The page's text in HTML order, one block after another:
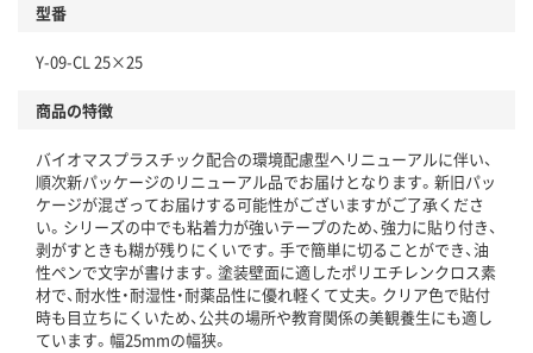
型番
Y-09-CL 25×25
商品の特徴
バイオマスプラスチック配合の環境配慮型へリニューアルに伴い、
順次新パッケージのリニューアル品でお届けとなります。新旧パッ
ケージが混ざってお届けする可能性がございますがご了承くださ
い。シリーズの中でも粘着力が強いテープのため、強力に貼り付き、
剥がすときも糊が残りにくいです。手で簡単に切ることができ、油
性ペンで文字が書けます。塗装壁面に適したポリエチレンクロス素
材で、耐水性・耐湿性・耐薬品性に優れ軽くて丈夫。クリア色で貼付
時も目立ちにくいため、公共の場所や教育関係の美観養生にも適し
ています。幅25mmの幅狭。